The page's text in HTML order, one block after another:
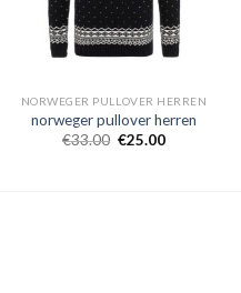
NORWEGER PULLOVER HERREN
norweger pullover herren
€33.00 €25.00